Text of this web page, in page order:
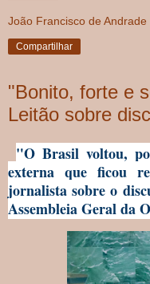
João Francisco de Andrade
Compartilhar
"Bonito, forte e
Leitão sobre
"O Brasil voltou,
externa que ficou
jornalista sobre o
Assembleia Geral da